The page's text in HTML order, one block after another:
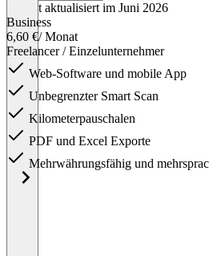
Zuletzt aktualisiert im Juni 2026
Business
6,60 €/ Monat
Freelancer / Einzelunternehmer
Web-Software und mobile App
Unbegrenzter Smart Scan
Kilometerpauschalen
PDF und Excel Exporte
Mehrwährungsfähig und